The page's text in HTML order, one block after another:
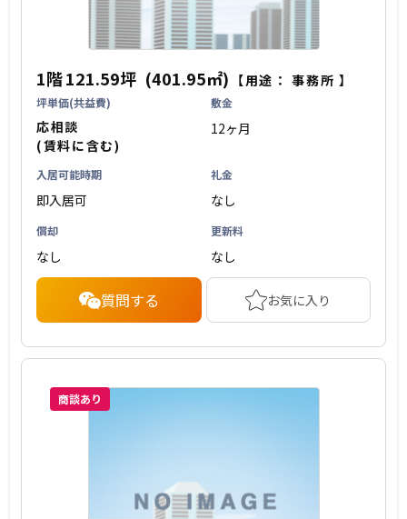
1階121.59坪 (401.95㎡) 【用途：事務所 】
坪単価(共益費)
応相談
(賃料に含む)
敷金
12ヶ月
入居可能時期
即入居可
礼金
なし
償却
なし
更新料
なし
質問する お気に入り
商談あり